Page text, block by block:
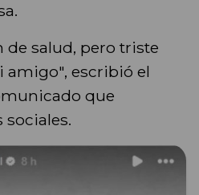
salud, pero triste
amigo", escribió el
que